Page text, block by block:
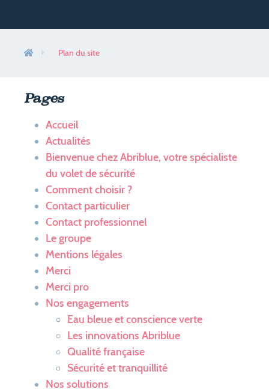
Contact particulier
Actualités
Le Groupe
Partenaires Abriblue
Mon Espace pro
Plan du site
Pages
Accueil
Actualités
Bienvenue chez Abriblue, votre spécialiste
du volet de sécurité
Comment choisir ?
Contact particulier
Contact professionnel
Le groupe
Mentions légales
Merci
Merci pro
Nos engagements
Eau bleue et conscience verte
Les innovations Abriblue
Qualité française
Sécurité et tranquillité
Nos solutions